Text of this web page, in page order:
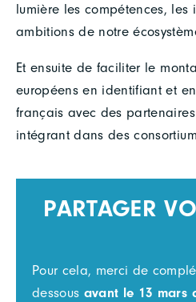
lumière les compétences, les
ambitions de notre
Et ensuite de faciliter le
européens en identifiant et
français avec des
intégrant dans des
PARTAGER
Pour cela, merci de
dessous avant le 13 mars